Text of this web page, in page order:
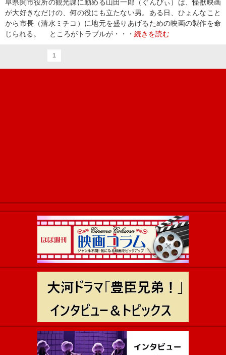
阜県関市役所の観光課に勤める山田一郎（ぐんぴぃ）は、怪獣映画
が大好きなだけの、何の役にも立たない男。ある日、ひょんなこと
から市長（清水ミチコ）に地元を盛りあげるための映画の製作を命
じられる。 ところがトラブルが・・・ 続きを読む
1